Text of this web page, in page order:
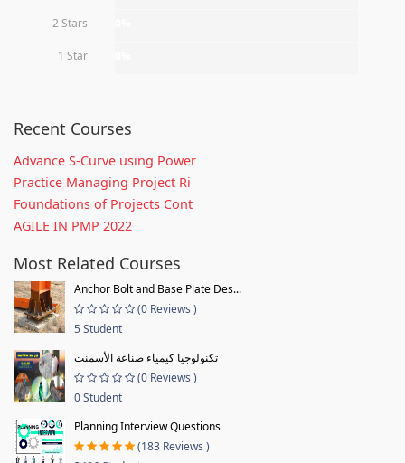
2 Stars
1 Star
Recent Courses
Advance S-Curve using Power
Practice Managing Project Ri
Foundations of Projects Cont
AGILE IN PMP 2022
Most Related Courses
Anchor Bolt and Base Plate Des...
(0 Reviews )
5 Student
تكنولوجيا كيمياء صناعة الأسمنت
(0 Reviews )
0 Student
Planning Interview Questions
(183 Reviews )